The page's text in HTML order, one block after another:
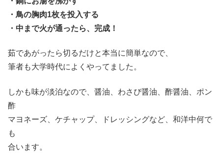
・鳥の胸肉1枚を投入する
・中まで火が通ったら、完成！
茹であがったら切るだけと本当に簡単なので、
筆者も大学時代によくやってました。
しかも味が淡泊なので、醤油、わさび醤油、酢醤油、ポン
酢
マヨネーズ、ケチャップ、ドレッシングなど、和洋中何で
も
合います。